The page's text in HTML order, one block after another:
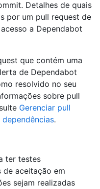
Detalhes de quais
por um pull request de
a Dependabot
que contém uma
de Dependabot
resolvido no seu
sobre pull
Gerenciar pull
.
ter testes
aceitação em
sejam realizadas